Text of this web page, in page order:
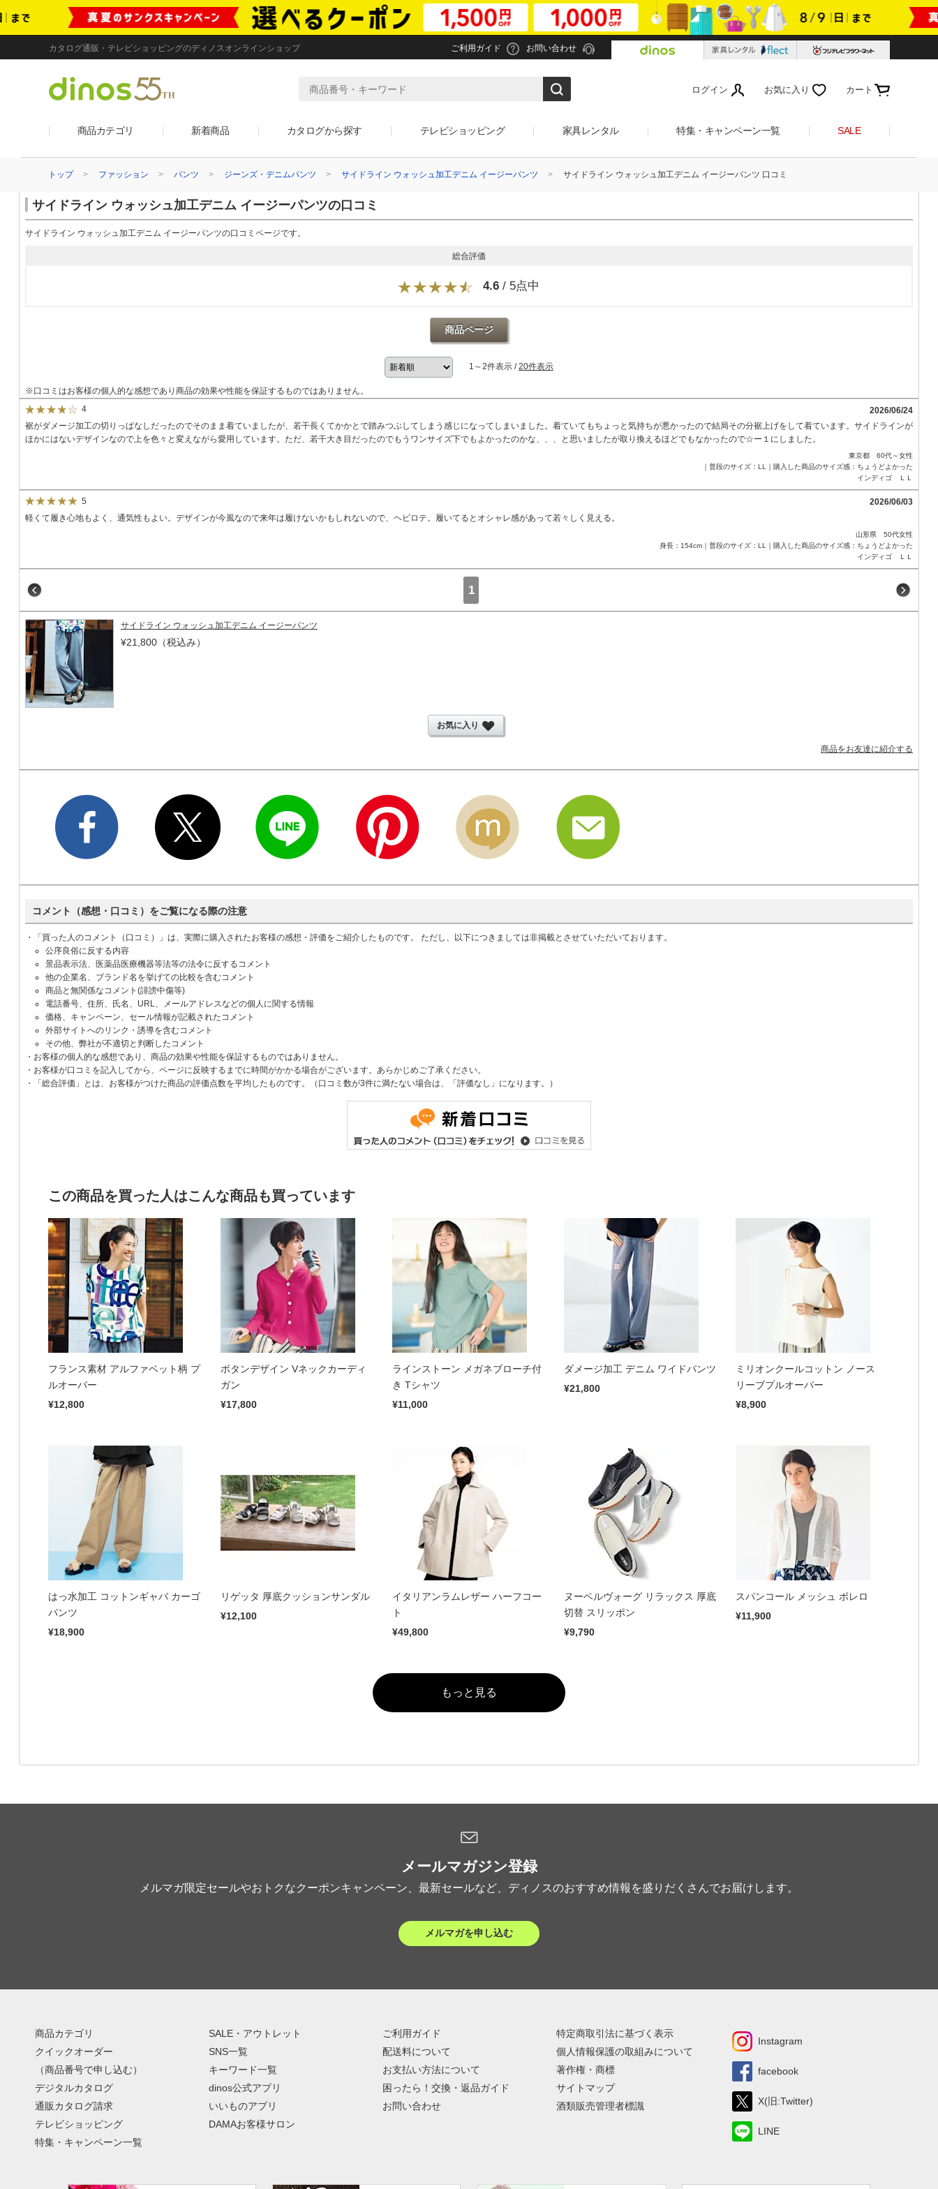
カタログ通販・テレビショッピングのディノスオンラインショップ ご利用ガイド お問い合わせ
ログイン お気に入り カート
商品カテゴリ 新着商品 カタログから探す テレビショッピング 家具レンタル 特集・キャンペーン一覧 SALE
トップ ファッション パンツ ジーンズ・デニムパンツ サイドライン ウォッシュ加工デニム イージーパンツ サイドライン ウォッシュ加工デニム イージーパンツ 口コミ
サイドライン ウォッシュ加工デニム イージーパンツの口コミ
サイドライン ウォッシュ加工デニム イージーパンツの口コミページです。
総合評価
4.6 / 5点中
商品ページ
1～2件表示 /20件表示
※口コミはお客様の個人的な感想であり商品の効果や性能を保証するものではありません。
4
2026/06/24
裾がダメージ加工の切りっぱなしだったのでそのまま着ていましたが、若干長くてかかとで踏みつぶしてしまう感じになってしまいました。着ていてもちょっと気持ちが悪かったので結局その分裾上げをして着ています。サイドラインが
ほかにはないデザインなので上を色々と変えながら愛用しています。ただ、若干大き目だったのでもうワンサイズ下でもよかったのかな、、、と思いましたが取り換えるほどでもなかったので☆ー１にしました。
東京都 60代～女性
｜普段のサイズ：LL｜購入した商品のサイズ感：ちょうどよかった
インディゴ ＬＬ
5
2026/06/03
軽くて履き心地もよく、通気性もよい。デザインが今風なので来年は履けないかもしれないので、ヘビロテ。履いてるとオシャレ感があって若々しく見える。
山形県 50代女性
身長：154cm｜普段のサイズ：LL｜購入した商品のサイズ感：ちょうどよかった
インディゴ ＬＬ
1
サイドライン ウォッシュ加工デニム イージーパンツ
¥21,800（税込み）
お気に入り
商品をお友達に紹介する
コメント（感想・口コミ）をご覧になる際の注意
・「買った人のコメント（口コミ）」は、実際に購入されたお客様の感想・評価をご紹介したものです。 ただし、以下につきましては非掲載とさせていただいております。
公序良俗に反する内容
景品表示法、医薬品医療機器等法等の法令に反するコメント
他の企業名、ブランド名を挙げての比較を含むコメント
商品と無関係なコメント(誹謗中傷等)
電話番号、住所、氏名、URL、メールアドレスなどの個人に関する情報
価格、キャンペーン、セール情報が記載されたコメント
外部サイトへのリンク・誘導を含むコメント
その他、弊社が不適切と判断したコメント
・お客様の個人的な感想であり、商品の効果や性能を保証するものではありません。
・お客様が口コミを記入してから、ページに反映するまでに時間がかかる場合がございます。あらかじめご了承ください。
・「総合評価」とは、お客様がつけた商品の評価点数を平均したものです。（口コミ数が3件に満たない場合は、「評価なし」になります。）
この商品を買った人はこんな商品も買っています
フランス素材 アルファベット柄 プ
ルオーバー
¥12,800
ボタンデザイン Vネックカーディ
ガン
¥17,800
ラインストーン メガネブローチ付
き Tシャツ
¥11,000
ダメージ加工 デニム ワイドパンツ
¥21,800
ミリオンクールコットン ノース
リーブプルオーバー
¥8,900
はっ水加工 コットンギャバ カーゴ
パンツ
¥18,900
リゲッタ 厚底クッションサンダル
¥12,100
イタリアンラムレザー ハーフコー
ト
¥49,800
ヌーベルヴォーグ リラックス 厚底
切替 スリッポン
¥9,790
スパンコール メッシュ ボレロ
¥11,900
もっと見る
メールマガジン登録
メルマガ限定セールやおトクなクーポンキャンペーン、最新セールなど、ディノスのおすすめ情報を盛りだくさんでお届けします。
メルマガを申し込む
商品カテゴリ
クイックオーダー
（商品番号で申し込む）
デジタルカタログ
通販カタログ請求
テレビショッピング
特集・キャンペーン一覧
SALE・アウトレット
SNS一覧
キーワード一覧
dinos公式アプリ
いいものアプリ
DAMAお客様サロン
ご利用ガイド
配送料について
お支払い方法について
困ったら！交換・返品ガイド
お問い合わせ
特定商取引法に基づく表示
個人情報保護の取組みについて
著作権・商標
サイトマップ
酒類販売管理者標識
Instagram
facebook
X(旧:Twitter)
LINE